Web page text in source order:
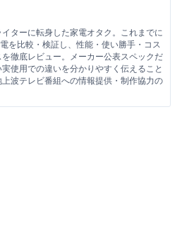
ターに転身した家電オタク。これまでに
を比較・検証し、性能・使い勝手・コス
を徹底レビュー。メーカー公表スペックだ
使用での違いを分かりやすく伝えること
波テレビ番組への情報提供・制作協力の